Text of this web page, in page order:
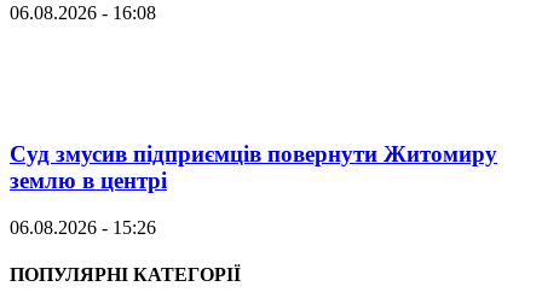
06.08.2026 - 16:08
Суд змусив підприємців повернути Житомиру
землю в центрі
06.08.2026 - 15:26
ПОПУЛЯРНІ КАТЕГОРІЇ